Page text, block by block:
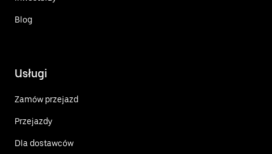
Blog
Usługi
Zamów przejazd
Przejazdy
Dla dostawców